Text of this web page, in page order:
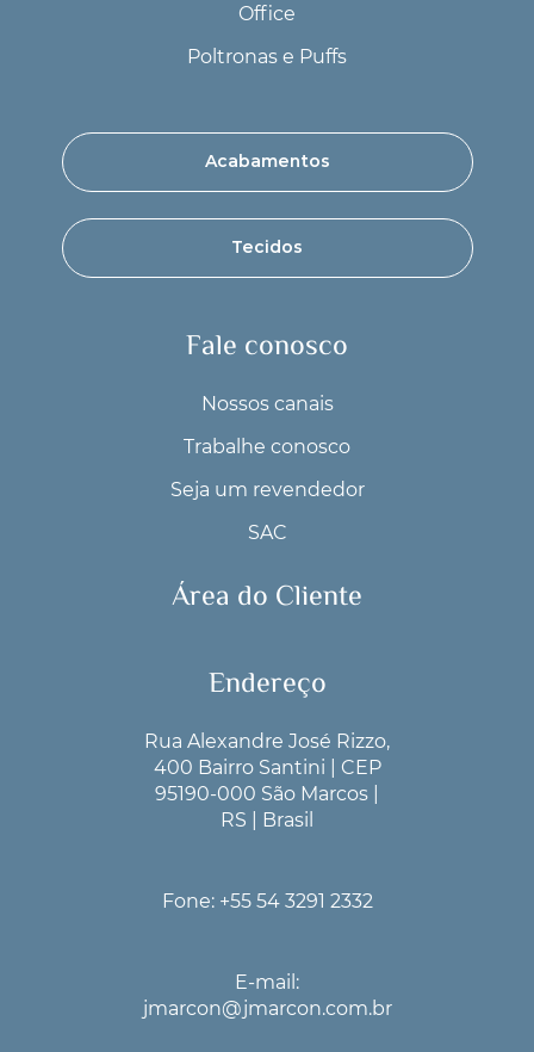
Endereço
Rua Alexandre José Rizzo,
400 Bairro Santini | CEP
95190-000 São Marcos |
RS | Brasil
Fone: +55 54 3291 2332
E-mail:
jmarcon@jmarcon.com.br
Office
Poltronas e Puffs
Acabamentos
Tecidos
Fale conosco
Nossos canais
Trabalhe conosco
Seja um revendedor
SAC
Área do Cliente